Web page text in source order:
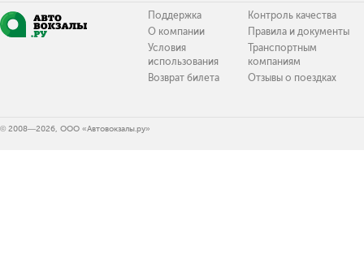
Поддержка
О компании
Условия
использования
Возврат билета
Контроль качества
Правила и документы
Транспортным
компаниям
Отзывы о поездках
© 2008—2026, ООО «Автовокзалы.ру»